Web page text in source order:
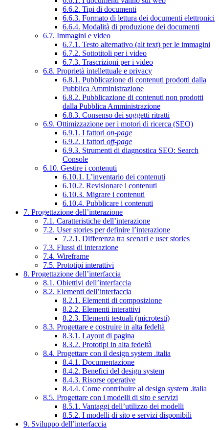
6.6.2. Tipi di documenti
6.6.3. Formato di lettura dei documenti elettronici
6.6.4. Modalità di produzione dei documenti
6.7. Immagini e video
6.7.1. Testo alternativo (alt text) per le immagini
6.7.2. Sottotitoli per i video
6.7.3. Trascrizioni per i video
6.8. Proprietà intellettuale e privacy
6.8.1. Pubblicazione di contenuti prodotti dalla
Pubblica Amministrazione
6.8.2. Pubblicazione di contenuti non prodotti
dalla Pubblica Amministrazione
6.8.3. Consenso dei soggetti ritratti
6.9. Ottimizzazione per i motori di ricerca (SEO)
6.9.1. I fattori on-page
6.9.2. I fattori off-page
6.9.3. Strumenti di diagnostica SEO: Search
Console
6.10. Gestire i contenuti
6.10.1. L’inventario dei contenuti
6.10.2. Revisionare i contenuti
6.10.3. Migrare i contenuti
6.10.4. Pubblicare i contenuti
7. Progettazione dell’interazione
7.1. Caratteristiche dell’interazione
7.2. User stories per definire l’interazione
7.2.1. Differenza tra scenari e user stories
7.3. Flussi di interazione
7.4. Wireframe
7.5. Prototipi interattivi
8. Progettazione dell’interfaccia
8.1. Obiettivi dell’interfaccia
8.2. Elementi dell’interfaccia
8.2.1. Elementi di composizione
8.2.2. Elementi interattivi
8.2.3. Elementi testuali (microtesti)
8.3. Progettare e costruire in alta fedeltà
8.3.1. Layout di pagina
8.3.2. Prototipi in alta fedeltà
8.4. Progettare con il design system .italia
8.4.1. Documentazione
8.4.2. Benefici del design system
8.4.3. Risorse operative
8.4.4. Come contribuire al design system .italia
8.5. Progettare con i modelli di sito e servizi
8.5.1. Vantaggi dell’utilizzo dei modelli
8.5.2. I modelli di sito e servizi disponibili
9. Sviluppo dell’interfaccia